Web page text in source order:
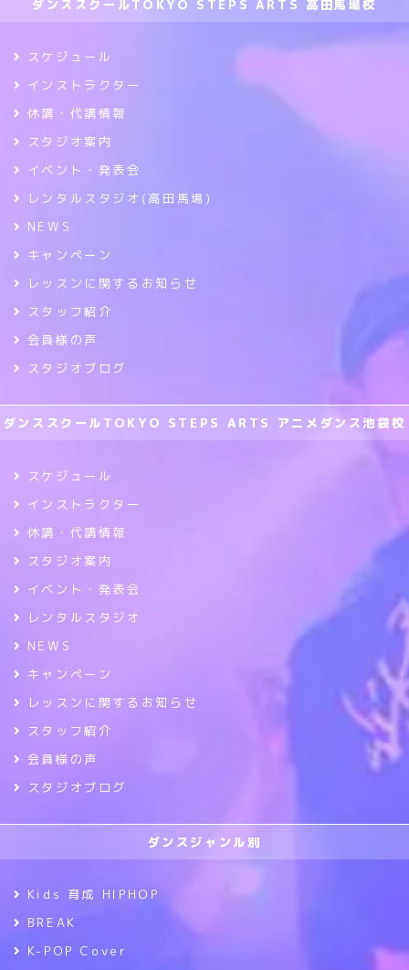
ダンススクールTOKYO STEPS ARTS 高田馬場校
スケジュール
インストラクター
休講・代講情報
スタジオ案内
イベント・発表会
レンタルスタジオ(高田馬場)
NEWS
キャンペーン
レッスンに関するお知らせ
スタッフ紹介
会員様の声
スタジオブログ
ダンススクールTOKYO STEPS ARTS アニメダンス池袋校
スケジュール
インストラクター
休講・代講情報
スタジオ案内
イベント・発表会
レンタルスタジオ
NEWS
キャンペーン
レッスンに関するお知らせ
スタッフ紹介
会員様の声
スタジオブログ
ダンスジャンル別
Kids 育成 HIPHOP
BREAK
K-POP Cover